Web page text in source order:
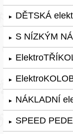
► DĚTSKÁ
► S NÍZKÝM
►
►
► NÁKLADNÍ
► SPEED